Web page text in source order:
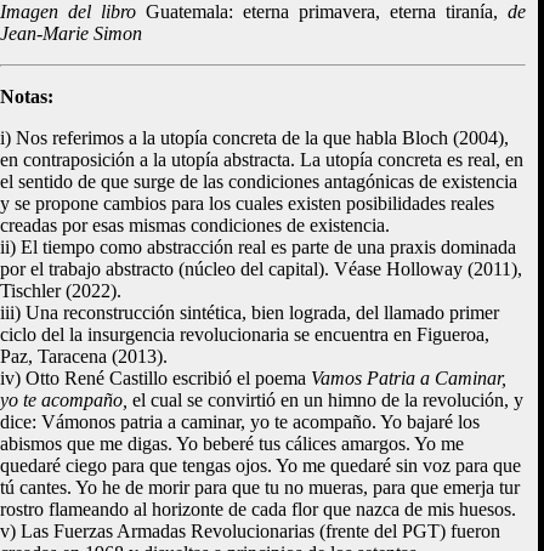
Imagen del libro Guatemala: eterna primavera, eterna tiranía, de
Jean-Marie Simon
Notas:
i) Nos referimos a la utopía concreta de la que habla Bloch (2004),
en contraposición a la utopía abstracta. La utopía concreta es real, en
el sentido de que surge de las condiciones antagónicas de existencia
y se propone cambios para los cuales existen posibilidades reales
creadas por esas mismas condiciones de existencia.
ii) El tiempo como abstracción real es parte de una praxis dominada
por el trabajo abstracto (núcleo del capital). Véase Holloway (2011),
Tischler (2022).
iii) Una reconstrucción sintética, bien lograda, del llamado primer
ciclo del la insurgencia revolucionaria se encuentra en Figueroa,
Paz, Taracena (2013).
iv) Otto René Castillo escribió el poema Vamos Patria a Caminar,
yo te acompaño, el cual se convirtió en un himno de la revolución, y
dice: Vámonos patria a caminar, yo te acompaño. Yo bajaré los
abismos que me digas. Yo beberé tus cálices amargos. Yo me
quedaré ciego para que tengas ojos. Yo me quedaré sin voz para que
tú cantes. Yo he de morir para que tu no mueras, para que emerja tur
rostro flameando al horizonte de cada flor que nazca de mis huesos.
v) Las Fuerzas Armadas Revolucionarias (frente del PGT) fueron